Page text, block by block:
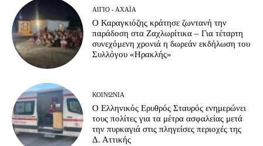
ΑΊΓΙΟ - ΑΧΑΪ́Α
Ο Καραγκιόζης κράτησε ζωντανή την
παράδοση στα Ζαχλωρίτικα – Για τέταρτη
συνεχόμενη χρονιά η δωρεάν εκδήλωση του
Συλλόγου «Ηρακλής»
ΚΟΙΝΩΝΊΑ
Ο Ελληνικός Ερυθρός Σταυρός ενημερώνει
τους πολίτες για τα μέτρα ασφαλείας μετά
την πυρκαγιά στις πληγείσες περιοχές της
Δ. Αττικής